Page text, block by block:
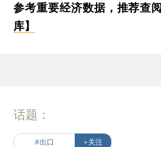
参考重要经济数据，推荐查阅
库】
话题：
#出口 +关注